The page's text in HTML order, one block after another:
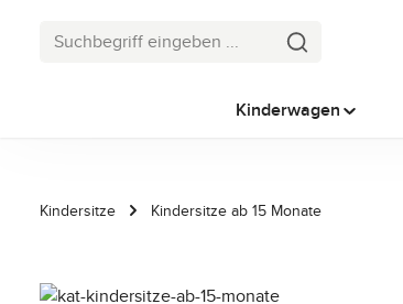
Kinderwagen
Kindersitze Kindersitze ab 15 Monate